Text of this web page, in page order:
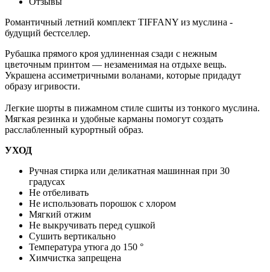
Романтичный летний комплект TIFFANY из муслина -
будущий бестселлер.
Рубашка прямого кроя удлиненная сзади с нежным
цветочным принтом — незаменимая на отдыхе вещь.
Украшена ассиметричными воланами, которые придадут
образу игривости.
Легкие шорты в пижамном стиле сшиты из тонкого муслина.
Мягкая резинка и удобные карманы помогут создать
расслабленный курортный образ.
УХОД
Ручная стирка или деликатная машинная при 30
градусах
Не отбеливать
Не использовать порошок с хлором
Мягкий отжим
Не выкручивать перед сушкой
Сушить вертикально
Температура утюга до 150 °
Химчистка запрещена